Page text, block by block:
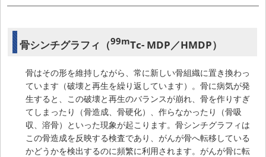
骨シンチグラフィ（99mTc- MDP／HMDP）
骨はその形を維持しながら、常に新しい骨組織に置き換わっ
ています（破壊と再生を繰り返しています）。骨に病気が発
生すると、この破壊と再生のバランスが崩れ、骨を作りすぎ
てしまったり（骨造成、骨硬化）、作らなかったり（骨吸
収、溶骨）といった現象が起こります。骨シンチグラフィは
この骨造成を反映する検査であり、がんが骨へ転移している
かどうかを検出するのに頻繁に利用されます。がんが骨に転